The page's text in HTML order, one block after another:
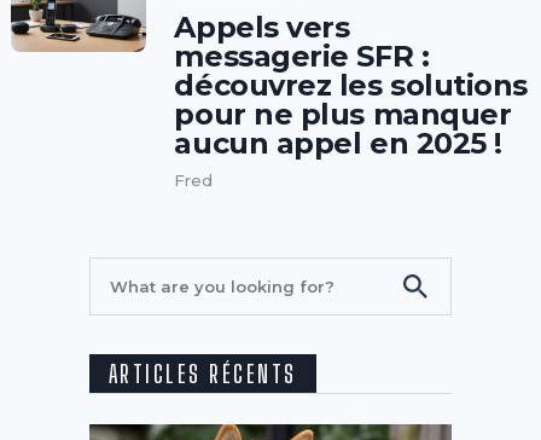
Appels vers
messagerie SFR :
découvrez les solutions
pour ne plus manquer
aucun appel en 2025 !
Fred
ARTICLES RÉCENTS